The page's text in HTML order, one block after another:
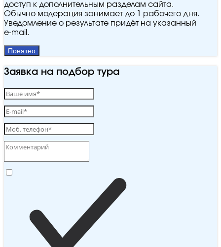
доступ к дополнительным разделам сайта.
Обычно модерация занимает до 1 рабочего дня.
Уведомление о результате придёт на указанный
e‑mail.
Понятно
Заявка на подбор тура